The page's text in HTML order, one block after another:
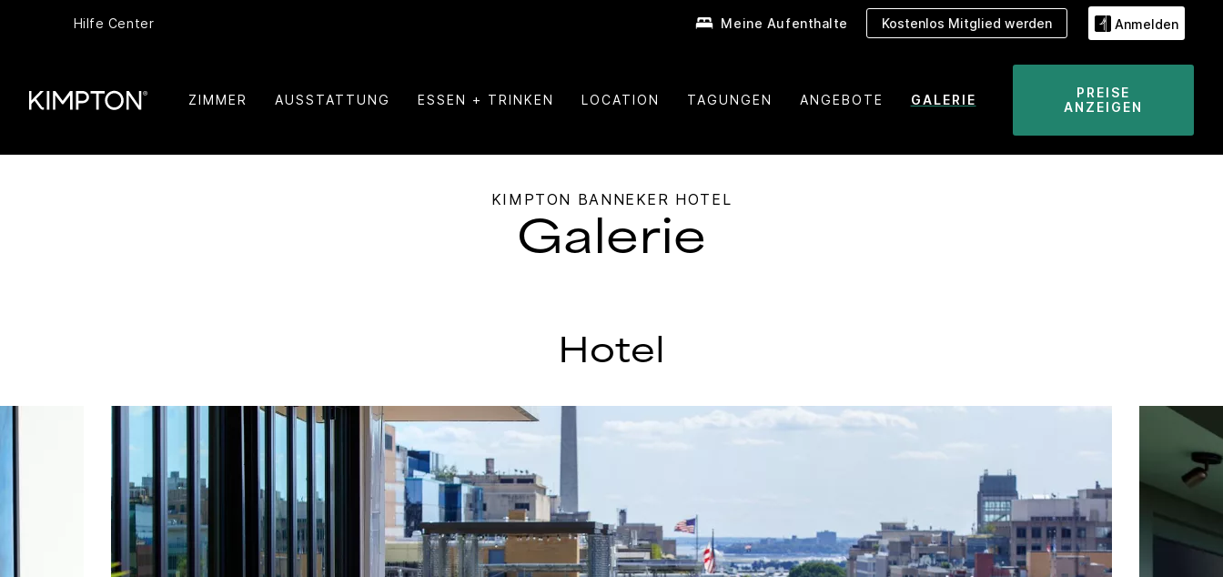
Hilfe Center Meine Aufenthalte Kostenlos Mitglied werden Anmelden
ZIMMER AUSSTATTUNG ESSEN + TRINKEN LOCATION TAGUNGEN ANGEBOTE GALERIE
PREISE
ANZEIGEN
KIMPTON BANNEKER HOTEL
Galerie
Hotel